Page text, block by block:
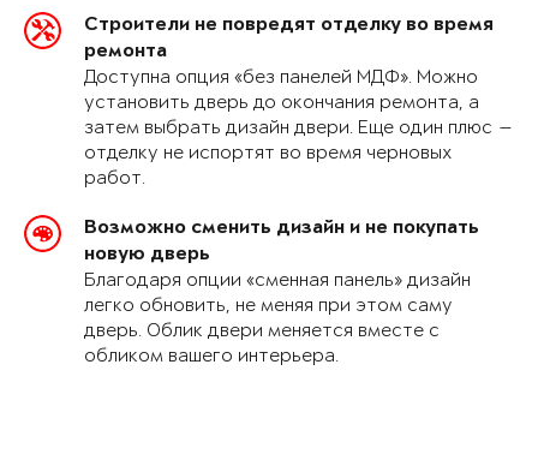
Строители не повредят отделку во время
ремонта
Доступна опция «без панелей МДФ». Можно
установить дверь до окончания ремонта, а
затем выбрать дизайн двери. Еще один плюс —
отделку не испортят во время черновых
работ.
Возможно сменить дизайн и не покупать
новую дверь
Благодаря опции «сменная панель» дизайн
легко обновить, не меняя при этом саму
дверь. Облик двери меняется вместе с
обликом вашего интерьера.